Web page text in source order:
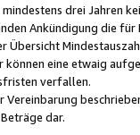
drei Jahren
Ankündigung die
Übersicht
eine etwaig
verfallen.
Vereinbarung
dar.